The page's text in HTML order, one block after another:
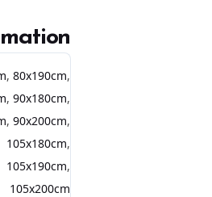
,80x190cm,
,90x180cm,
,90x200cm,
105x180cm,
105x190cm,
105x200cm